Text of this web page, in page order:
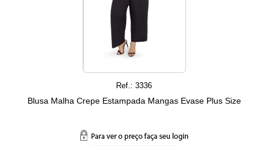
Ref.: 3336
Blusa Malha Crepe Estampada Mangas Evase Plus Size